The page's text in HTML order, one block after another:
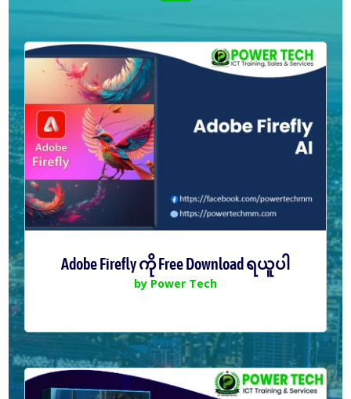
Adobe Firefly ကို Free Download ရယူပါ
by Power Tech